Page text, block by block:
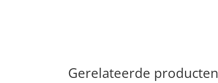
Gerelateerde producten